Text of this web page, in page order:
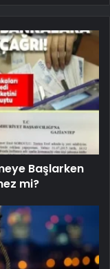
Başlarken
mi?